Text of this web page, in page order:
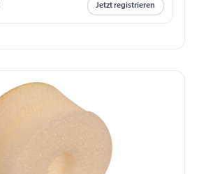
Jetzt registrieren